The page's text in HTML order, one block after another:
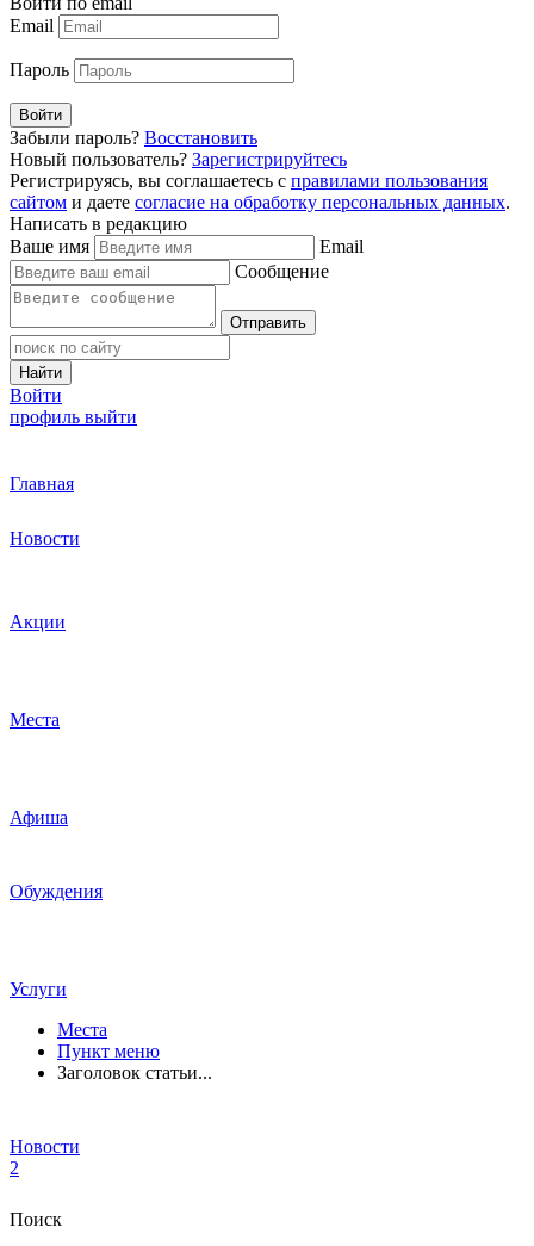
Email
Пароль
Войти
Забыли пароль? Восстановить
Новый пользователь? Зарегистрируйтесь
Регистрируясь, вы соглашаетесь с правилами пользования
сайтом и даете согласие на обработку персональных данных.
Написать в редакцию
Ваше имя
Email
Сообщение
Отправить
Найти
Войти
профиль выйти
Главная
Новости
Акции
Места
Афиша
Обуждения
Услуги
Места
Пункт меню
Заголовок статьи...
Новости
2
Поиск